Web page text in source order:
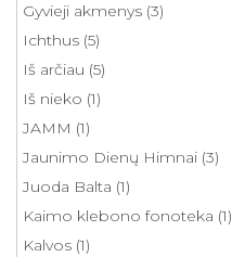
Gyvieji akmenys (3)
Ichthus (5)
Iš arčiau (5)
Iš nieko (1)
JAMM (1)
Jaunimo Dienų Himnai (3)
Juoda Balta (1)
Kaimo klebono fonoteka (1)
Kalvos (1)